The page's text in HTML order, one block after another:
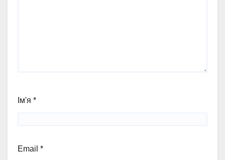
Ім'я *
Email *